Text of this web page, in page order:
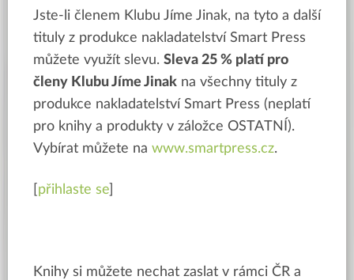
Jste-li členem Klubu Jíme Jinak, na tyto a další
tituly z produkce nakladatelství Smart Press
můžete využít slevu. Sleva 25 % platí pro
členy Klubu Jíme Jinak na všechny tituly z
produkce nakladatelství Smart Press (neplatí
pro knihy a produkty v záložce OSTATNÍ).
Vybírat můžete na www.smartpress.cz.
přihlaste se
Knihy si můžete nechat zaslat v rámci ČR a